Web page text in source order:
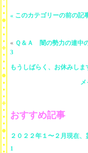
« このカテゴリーの前の記
« Ｑ＆Ａ 闇の勢力の連中
3
もうしばらく、お休みしま
おすすめ記事
２０２２年１〜２月現在
1